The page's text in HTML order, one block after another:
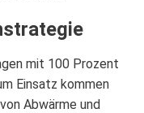
mit 100 Prozent
Einsatz kommen
Abwärme und